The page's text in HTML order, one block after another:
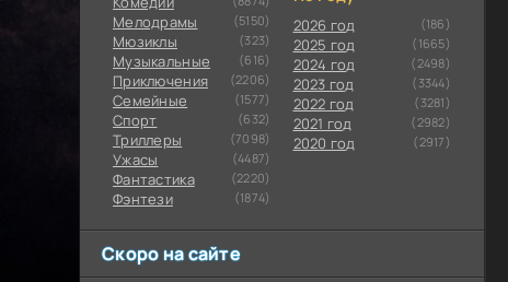
Мелодрамы (5150)
Мюзиклы (323)
Музыкальные (616)
Приключения (2206)
Семейные (1577)
Cпорт (632)
Триллеры (7098)
Ужасы (4487)
Фантастика (2220)
Фэнтези (1874)
2026 год (186)
2025 год (1665)
2024 год (2498)
2023 год (3344)
2022 год (3281)
2021 год (2982)
2020 год (2917)
Скоро на сайте